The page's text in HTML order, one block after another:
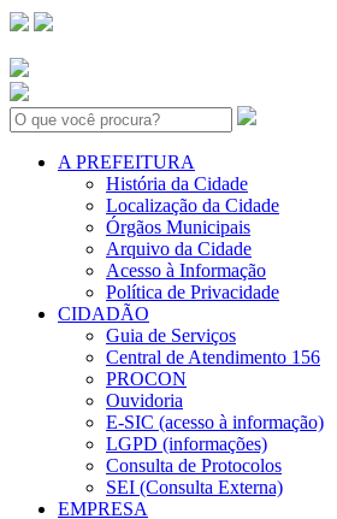
Search:
A PREFEITURA
História da Cidade
Localização da Cidade
Órgãos Municipais
Arquivo da Cidade
Acesso à Informação
Política de Privacidade
CIDADÃO
Guia de Serviços
Central de Atendimento 156
PROCON
Ouvidoria
E-SIC (acesso à informação)
LGPD (informações)
Consulta de Protocolos
SEI (Consulta Externa)
EMPRESA